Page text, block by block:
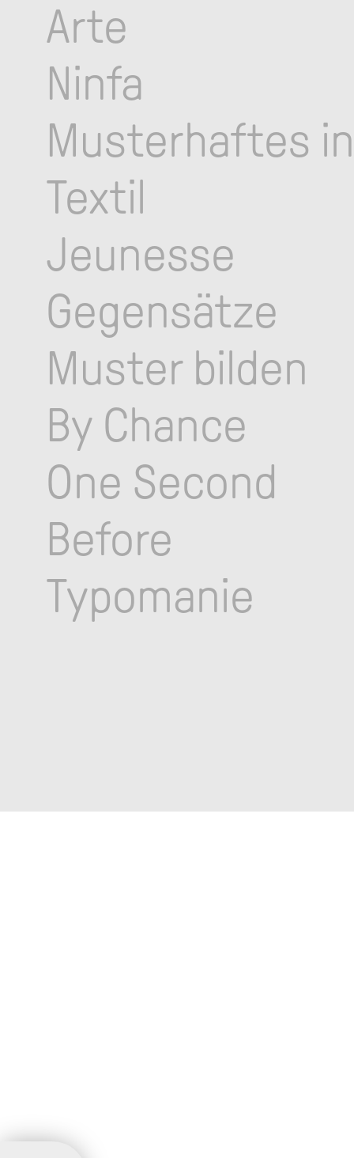
Arte
Ninfa
Musterhaftes
Textil
Jeunesse
Gegensätze
Muster bilden
By Chance
One Second
Before
Typomanie